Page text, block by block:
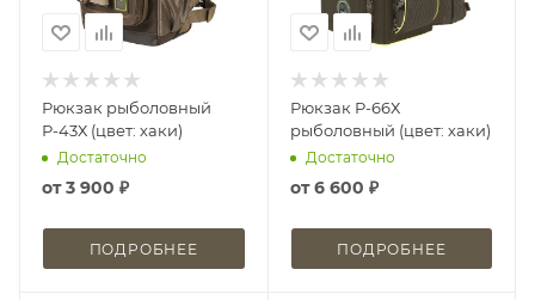
Рюкзак рыболовный
Р-43Х (цвет: хаки)
Достаточно
от3 900 ₽
ПОДРОБНЕЕ
Рюкзак Р-66Х
рыболовный (цвет: хаки)
Достаточно
от6 600 ₽
ПОДРОБНЕЕ